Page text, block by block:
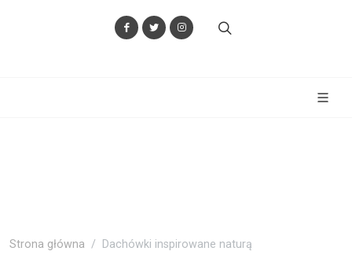
Strona główna Dachówki inspirowane naturą